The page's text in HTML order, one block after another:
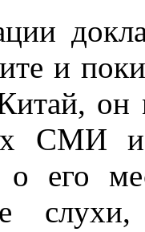
и
он
СМИ
о его